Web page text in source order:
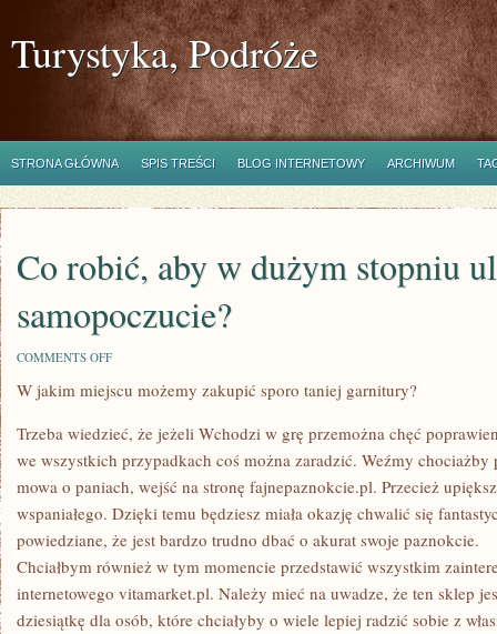
Turystyka, Podróże
STRONA GŁÓWNA SPIS TREŚCI BLOG INTERNETOWY ARCHIWUM
Co robić, aby w dużym stopniu
samopoczucie?
COMMENTS OFFON
ROBIĆ,
DUŻYM
STOPNIU
ULEPSZYĆ
SWOJE
SAMOPOCZUCIE?
W jakim miejscu możemy zakupić sporo taniej garnitury?
Trzeba wiedzieć, że jeżeli Wchodzi w grę przemożna chęć
we wszystkich przypadkach coś można zaradzić. Weźmy
mowa o paniach, wejść na stronę fajnepaznokcie.pl. Przecież
wspaniałego. Dzięki temu będziesz miała okazję chwalić się
powiedziane, że jest bardzo trudno dbać o akurat swoje paznokcie.
Chciałbym również w tym momencie przedstawić wszystkim
internetowego vitamarket.pl. Należy mieć na uwadze, że ten sklep
dziesiątkę dla osób, które chciałyby o wiele lepiej radzić sobie z